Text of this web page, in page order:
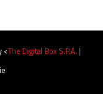
<The Digital Box S.p.a. |